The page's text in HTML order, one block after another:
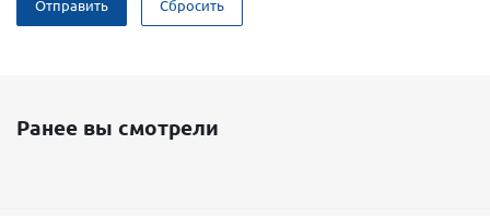
Отправить Сбросить
Ранее вы смотрели